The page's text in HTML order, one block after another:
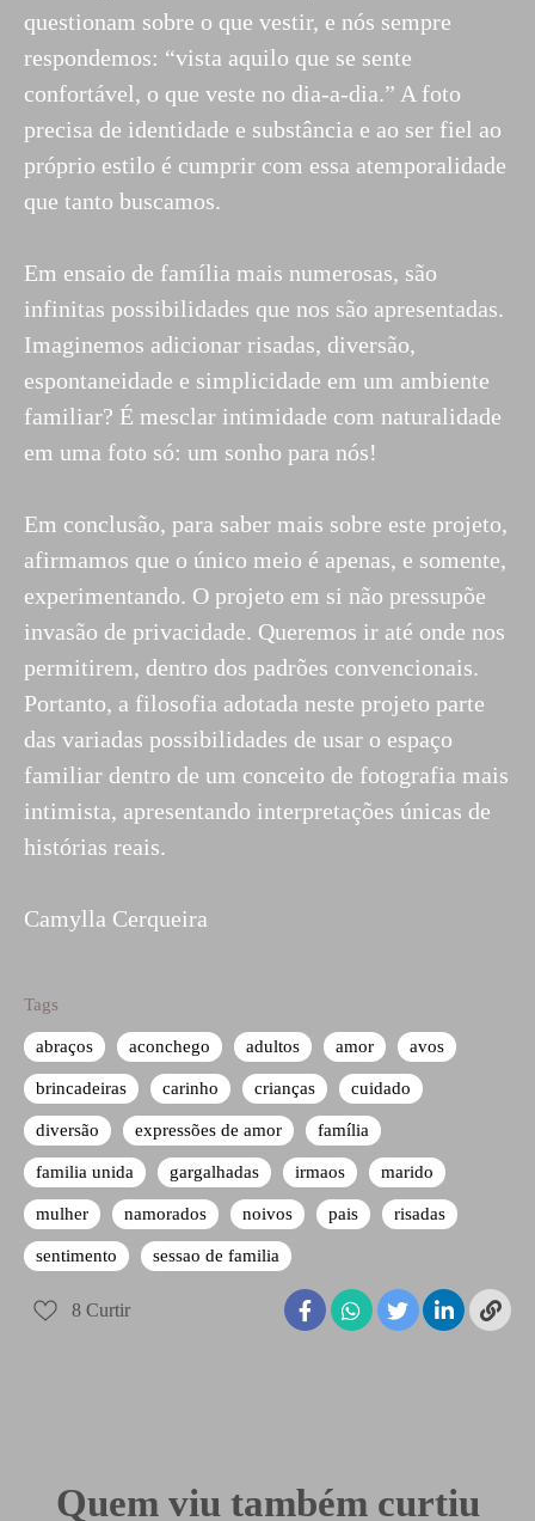
questionam sobre o que vestir, e nós sempre
respondemos: “vista aquilo que se sente
confortável, o que veste no dia-a-dia.” A foto
precisa de identidade e substância e ao ser fiel ao
próprio estilo é cumprir com essa atemporalidade
que tanto buscamos.
Em ensaio de família mais numerosas, são
infinitas possibilidades que nos são apresentadas.
Imaginemos adicionar risadas, diversão,
espontaneidade e simplicidade em um ambiente
familiar? É mesclar intimidade com naturalidade
em uma foto só: um sonho para nós!
Em conclusão, para saber mais sobre este projeto,
afirmamos que o único meio é apenas, e somente,
experimentando. O projeto em si não pressupõe
invasão de privacidade. Queremos ir até onde nos
permitirem, dentro dos padrões convencionais.
Portanto, a filosofia adotada neste projeto parte
das variadas possibilidades de usar o espaço
familiar dentro de um conceito de fotografia mais
intimista, apresentando interpretações únicas de
histórias reais.
Camylla Cerqueira
Tags
abraços aconchego adultos amor avos
brincadeiras carinho crianças cuidado
diversão expressões de amor família
familia unida gargalhadas irmaos marido
mulher namorados noivos pais risadas
sentimento sessao de familia
8 Curtir
Quem viu também curtiu